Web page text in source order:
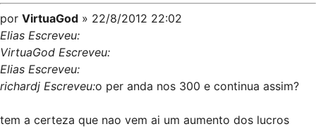
por VirtuaGod » 22/8/2012 22:02
Elias Escreveu:
VirtuaGod Escreveu:
Elias Escreveu:
richardj Escreveu:o per anda nos 300 e continua assim?
tem a certeza que nao vem ai um aumento dos lucros